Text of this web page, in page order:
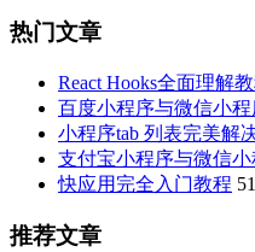
热门文章
React Hooks全面理解
百度小程序与微信小
小程序tab 列表完美解
支付宝小程序与微信
快应用完全入门教程
推荐文章